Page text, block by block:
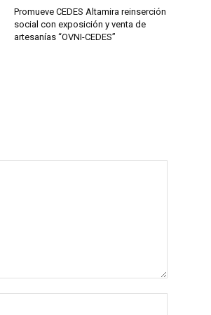
Promueve CEDES Altamira reinserción
social con exposición y venta de
artesanías “OVNI-CEDES”